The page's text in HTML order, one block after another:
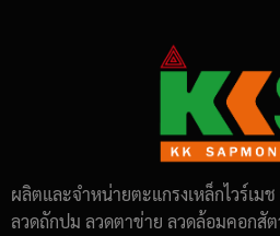
ผลิตและจำหน่ายตะแกรงเหล็กไวร์เม
ลวดถักปม ลวดตาข่าย ลวดล้อมคอกสั